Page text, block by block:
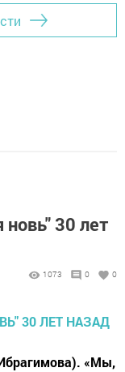
30 лет
1073 0 0
«Мы,